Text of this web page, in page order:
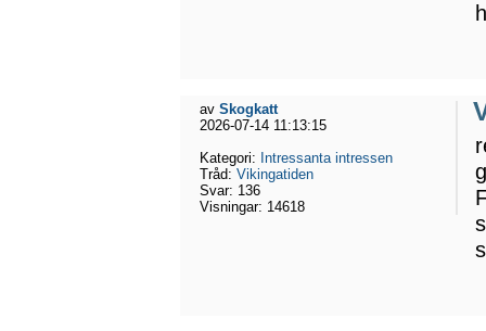
av Skogkatt
2026-07-14 11:13:15
Kategori: Intressanta intressen
Tråd: Vikingatiden
Svar: 136
Visningar: 14618